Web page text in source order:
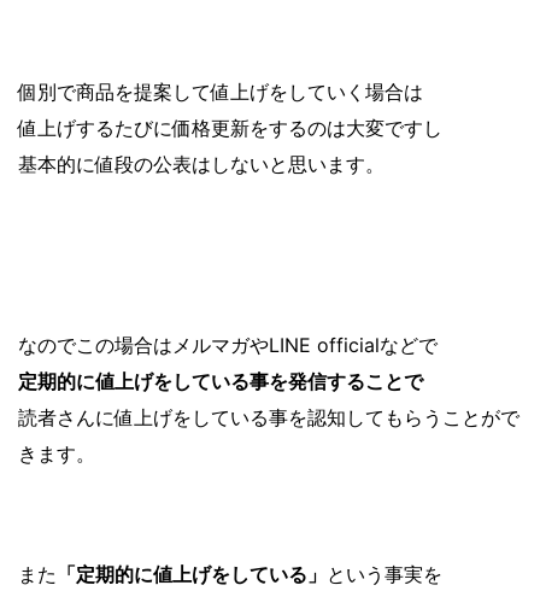
個別で商品を提案して値上げをしていく場合は
値上げするたびに価格更新をするのは大変ですし
基本的に値段の公表はしないと思います。
なのでこの場合はメルマガやLINE officialなどで
定期的に値上げをしている事を発信することで
読者さんに値上げをしている事を認知してもらうことがで
きます。
また 「定期的に値上げをしている」 という事実を